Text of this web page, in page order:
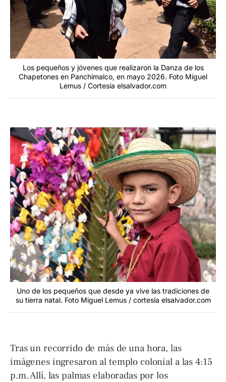
Los pequeños y jóvenes que realizaron la Danza de los
Chapetones en Panchimalco, en mayo 2026. Foto Miguel
Lemus / Cortesía elsalvador.com
Uno de los pequeños que desde ya vive las tradiciones de
su tierra natal. Foto Miguel Lemus / cortesía elsalvador.com
Tras un recorrido de más de una hora, las
imágenes ingresaron al templo colonial a las 4:15
p.m. Allí, las palmas elaboradas por los